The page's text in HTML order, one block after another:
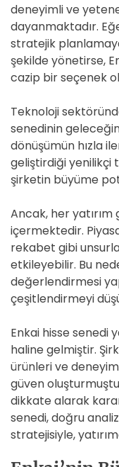
deneyimli ve
dayanmaktadır.
stratejik
şekilde yönetirse,
cazip bir seçenek
Teknoloji
senedinin
dönüşümün hızla
geliştirdiği yenilikçi
şirketin büyüme
Ancak, her yatırım
içermektedir.
rekabet gibi
etkileyebilir. Bu
değerlendirmesi
çeşitlendirmeyi
Enkai hisse senedi
haline gelmiştir.
ürünleri ve
güven
dikkate alarak
senedi, doğru
stratejisiyle,